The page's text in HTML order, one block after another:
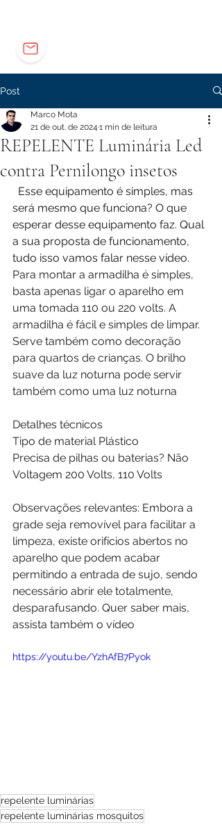
Post
REPELENTE Luminária Led
contra Pernilongo insetos
Marco Mota
21 de out. de 2024 1 min de leitura
será mesmo que funciona? O que
esperar desse equipamento faz. Qual
a sua proposta de funcionamento,
tudo isso vamos falar nesse vídeo.
Para montar a armadilha é simples,
basta apenas ligar o aparelho em
uma tomada 110 ou 220 volts. A
armadilha é fácil e simples de limpar.
Serve também como decoração
para quartos de crianças. O brilho
suave da luz noturna pode servir
também como uma luz noturna
Detalhes técnicos
Tipo de material ‎Plástico
Precisa de pilhas ou baterias? ‎Não
Voltagem ‎200 Volts, 110 Volts
Observações relevantes: Embora a
grade seja removível para facilitar a
limpeza, existe orifícios abertos no
aparelho que podem acabar
permitindo a entrada de sujo, sendo
necessário abrir ele totalmente,
desparafusando. Quer saber mais,
assista também o vídeo
https://youtu.be/YzhAfB7Pyok
repelente luminárias
repelente luminárias mosquitos